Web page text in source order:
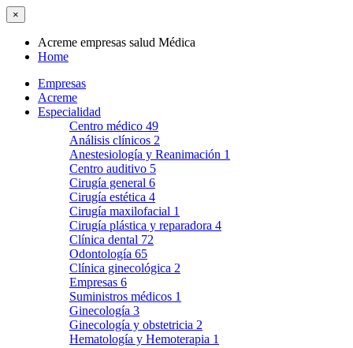
×
Acreme empresas salud Médica
Home
Empresas
Acreme
Especialidad
Centro médico 49
Análisis clínicos 2
Anestesiología y Reanimación 1
Centro auditivo 5
Cirugía general 6
Cirugía estética 4
Cirugía maxilofacial 1
Cirugía plástica y reparadora 4
Clínica dental 72
Odontología 65
Clínica ginecológica 2
Empresas 6
Suministros médicos 1
Ginecología 3
Ginecología y obstetricia 2
Hematología y Hemoterapia 1